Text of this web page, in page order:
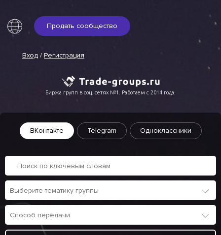
Продать сообщество
Вход / Регистрация
Биржа групп в соц. сетях №1. Работаем с 2014 года.
ВКонтакте Telegram Одноклассники